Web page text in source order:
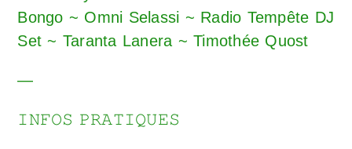
Bongo ~ Omni Selassi ~ Radio Tempête DJ
Set ~ Taranta Lanera ~ Timothée Quost
—
𝙸𝙽𝙵𝙾𝚂 𝙿𝚁𝙰𝚃𝙸𝚀𝚄𝙴𝚂